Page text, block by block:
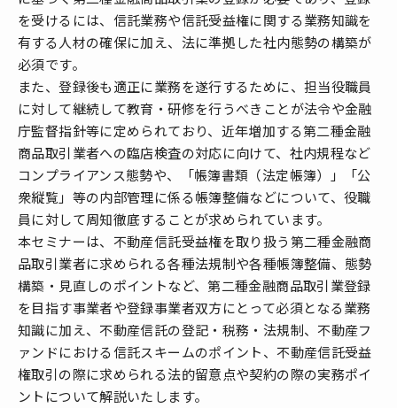
を受けるには、信託業務や信託受益権に関する業務知識を
有する人材の確保に加え、法に準拠した社内態勢の構築が
必須です。
また、登録後も適正に業務を遂行するために、担当役職員
に対して継続して教育・研修を行うべきことが法令や金融
庁監督指針等に定められており、近年増加する第二種金融
商品取引業者への臨店検査の対応に向けて、社内規程など
コンプライアンス態勢や、「帳簿書類（法定帳簿）」「公
衆縦覧」等の内部管理に係る帳簿整備などについて、役職
員に対して周知徹底することが求められています。
本セミナーは、不動産信託受益権を取り扱う第二種金融商
品取引業者に求められる各種法規制や各種帳簿整備、態勢
構築・見直しのポイントなど、第二種金融商品取引業登録
を目指す事業者や登録事業者双方にとって必須となる業務
知識に加え、不動産信託の登記・税務・法規制、不動産フ
ァンドにおける信託スキームのポイント、不動産信託受益
権取引の際に求められる法的留意点や契約の際の実務ポイ
ントについて解説いたします。